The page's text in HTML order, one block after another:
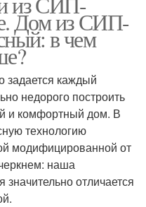
Дом из СИП-
в чем
задается каждый
недорого построить
и комфортный дом. В
технологию
модифицированной от
наша
отличается